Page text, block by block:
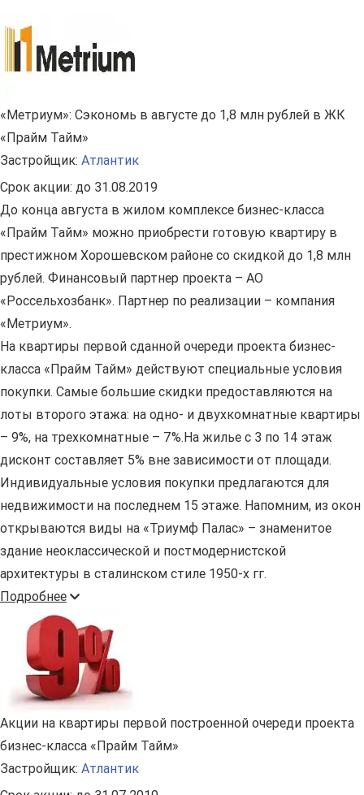
«Метриум»: Сэкономь в августе до 1,8 млн рублей в ЖК
«Прайм Тайм»
Застройщик: Атлантик
Срок акции: до 31.08.2019
До конца августа в жилом комплексе бизнес-класса
«Прайм Тайм» можно приобрести готовую квартиру в
престижном Хорошевском районе со скидкой до 1,8 млн
рублей. Финансовый партнер проекта – АО
«Россельхозбанк». Партнер по реализации – компания
«Метриум».
На квартиры первой сданной очереди проекта бизнес-
класса «Прайм Тайм» действуют специальные условия
покупки. Самые большие скидки предоставляются на
лоты второго этажа: на одно- и двухкомнатные квартиры
– 9%, на трехкомнатные – 7%.На жилье с 3 по 14 этаж
дисконт составляет 5% вне зависимости от площади.
Индивидуальные условия покупки предлагаются для
недвижимости на последнем 15 этаже. Напомним, из окон
открываются виды на «Триумф Палас» – знаменитое
здание неоклассической и постмодернистской
архитектуры в сталинском стиле 1950-х гг.
Подробнее
Акции на квартиры первой построенной очереди проекта
бизнес-класса «Прайм Тайм»
Застройщик: Атлантик